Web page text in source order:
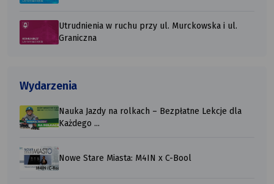
Utrudnienia w ruchu przy ul. Murckowska i ul.
Graniczna
Wydarzenia
Nauka Jazdy na rolkach – Bezpłatne Lekcje dla
Każdego ...
Nowe Stare Miasta: M4IN x C-Bool